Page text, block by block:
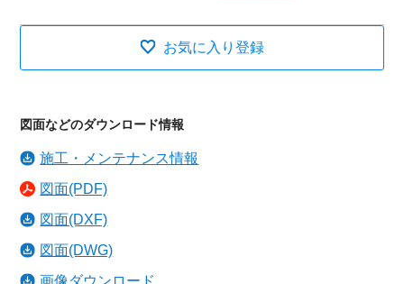
お気に入り登録
図面などのダウンロード情報
施工・メンテナンス情報
図面(PDF)
図面(DXF)
図面(DWG)
画像ダウンロード